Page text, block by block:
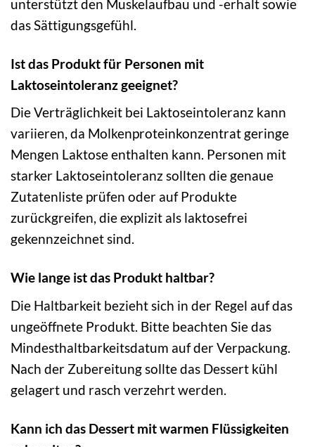
unterstützt den Muskelaufbau und -erhalt sowie
das Sättigungsgefühl.
Ist das Produkt für Personen mit
Laktoseintoleranz geeignet?
Die Verträglichkeit bei Laktoseintoleranz kann
variieren, da Molkenproteinkonzentrat geringe
Mengen Laktose enthalten kann. Personen mit
starker Laktoseintoleranz sollten die genaue
Zutatenliste prüfen oder auf Produkte
zurückgreifen, die explizit als laktosefrei
gekennzeichnet sind.
Wie lange ist das Produkt haltbar?
Die Haltbarkeit bezieht sich in der Regel auf das
ungeöffnete Produkt. Bitte beachten Sie das
Mindesthaltbarkeitsdatum auf der Verpackung.
Nach der Zubereitung sollte das Dessert kühl
gelagert und rasch verzehrt werden.
Kann ich das Dessert mit warmen Flüssigkeiten